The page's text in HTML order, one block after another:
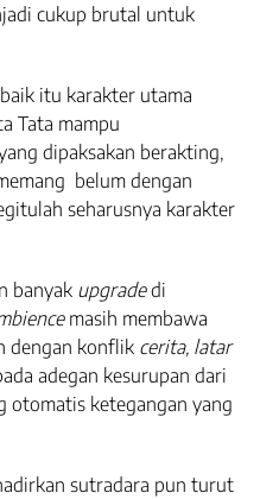
cukup brutal untuk
itu karakter utama
Tata mampu
dipaksakan berakting,
belum dengan
seharusnya karakter
banyak upgradedi
masih membawa
dengan konflik cerita, latar
adegan kesurupan dari
otomatis ketegangan yang
sutradara pun turut